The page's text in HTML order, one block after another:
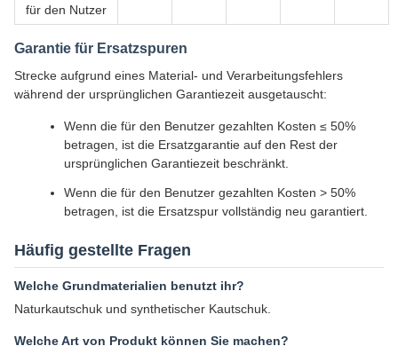
für den Nutzer
Garantie für Ersatzspuren
Strecke aufgrund eines Material- und Verarbeitungsfehlers
während der ursprünglichen Garantiezeit ausgetauscht:
Wenn die für den Benutzer gezahlten Kosten ≤ 50%
betragen, ist die Ersatzgarantie auf den Rest der
ursprünglichen Garantiezeit beschränkt.
Wenn die für den Benutzer gezahlten Kosten > 50%
betragen, ist die Ersatzspur vollständig neu garantiert.
Häufig gestellte Fragen
Welche Grundmaterialien benutzt ihr?
Naturkautschuk und synthetischer Kautschuk.
Welche Art von Produkt können Sie machen?